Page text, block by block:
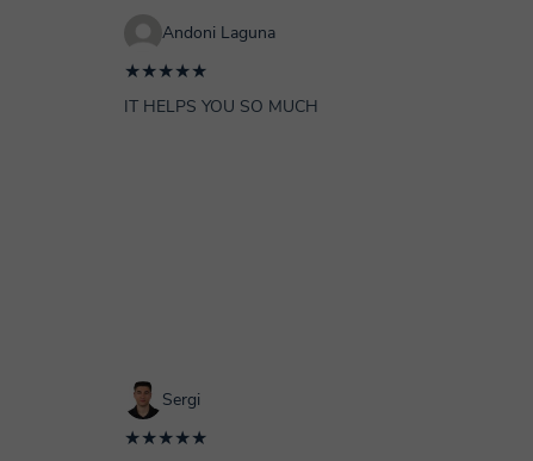
Andoni Laguna
★★★★★
IT HELPS YOU SO MUCH
Sergi
★★★★★